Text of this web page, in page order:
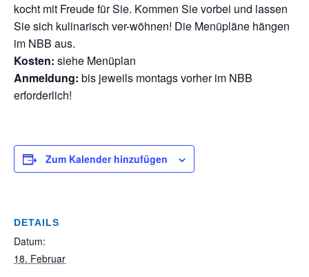
kocht mit Freude für Sie. Kommen Sie vorbei und lassen
Sie sich kulinarisch ver-wöhnen! Die Menüpläne hängen
im NBB aus.
Kosten: siehe Menüplan
Anmeldung: bis jeweils montags vorher im NBB
erforderlich!
Zum Kalender hinzufügen
DETAILS
Datum:
18. Februar